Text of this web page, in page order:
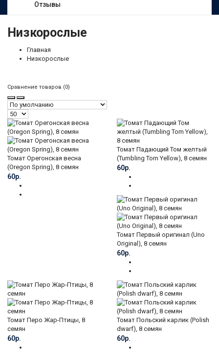
Отзывы
Низкорослые
Главная
Низкорослые
Сравнение товаров (0)
Томат Орегонская весна
(Oregon Spring), 8 семян
60р.
Томат Падающий Том желтый
(Tumbling Tom Yellow), 8 семян
60р.
Томат Первый оригинал (Uno
Original), 8 семян
60р.
Томат Перо Жар-Птицы, 8
семян
60р.
Томат Польский карлик (Polish
dwarf), 8 семян
60р.